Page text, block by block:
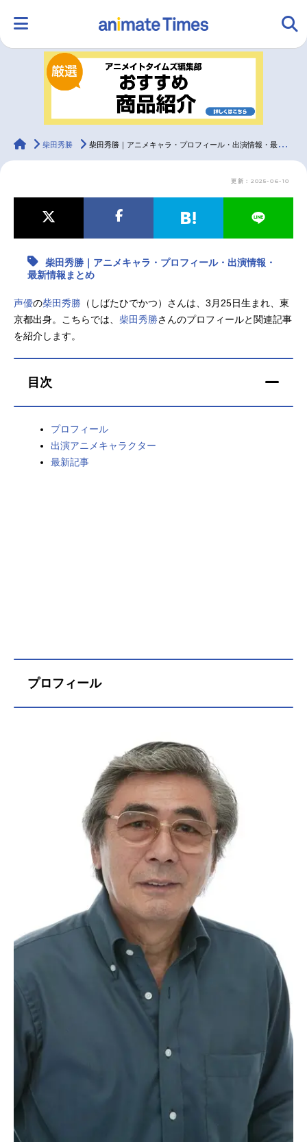
ランキング アニメ
ラジオ グッズ
最新記事一覧
アニメ記事一覧 声優記事一覧
アニメ映画一覧
今期アニメ曜日別一覧
春アニメ
男性声優/女性声優一覧
animateTimes
柴田秀勝 柴田秀勝｜アニメキャラ・プロフィール・出演情報・最新情報まとめ
更新：2025-06-10
柴田秀勝｜アニメキャラ・プロフィール・出演情報・
最新情報まとめ
声優の柴田秀勝 （しばたひでかつ）さんは、3月25日生まれ、東
京都出身。こちらでは、 柴田秀勝さんのプロフィールと関連記事
を紹介します。
目次
プロフィール
出演アニメキャラクター
最新記事
プロフィール